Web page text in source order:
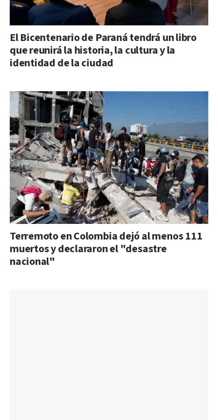
El Bicentenario de Paraná tendrá un libro
que reunirá la historia, la cultura y la
identidad de la ciudad
Terremoto en Colombia dejó al menos 111
muertos y declararon el "desastre
nacional"